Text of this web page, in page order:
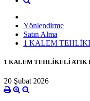
Yönlendirme
Satın Alma
1 KALEM
1 KALEM TEHLİKELİ ATIK
20 Şubat 2026